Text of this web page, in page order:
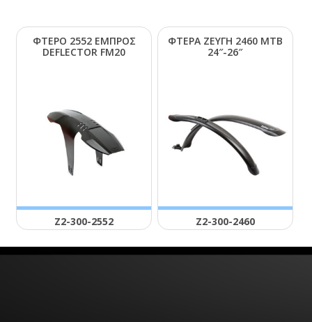
ΦΤΕΡΟ 2552 ΕΜΠΡΟΣ
DΕFLΕCΤΟR FΜ20
Ζ2-300-2552
ΦΤΕΡΑ ΖΕΥΓΗ 2460 ΜΤΒ
24″-26″
Ζ2-300-2460